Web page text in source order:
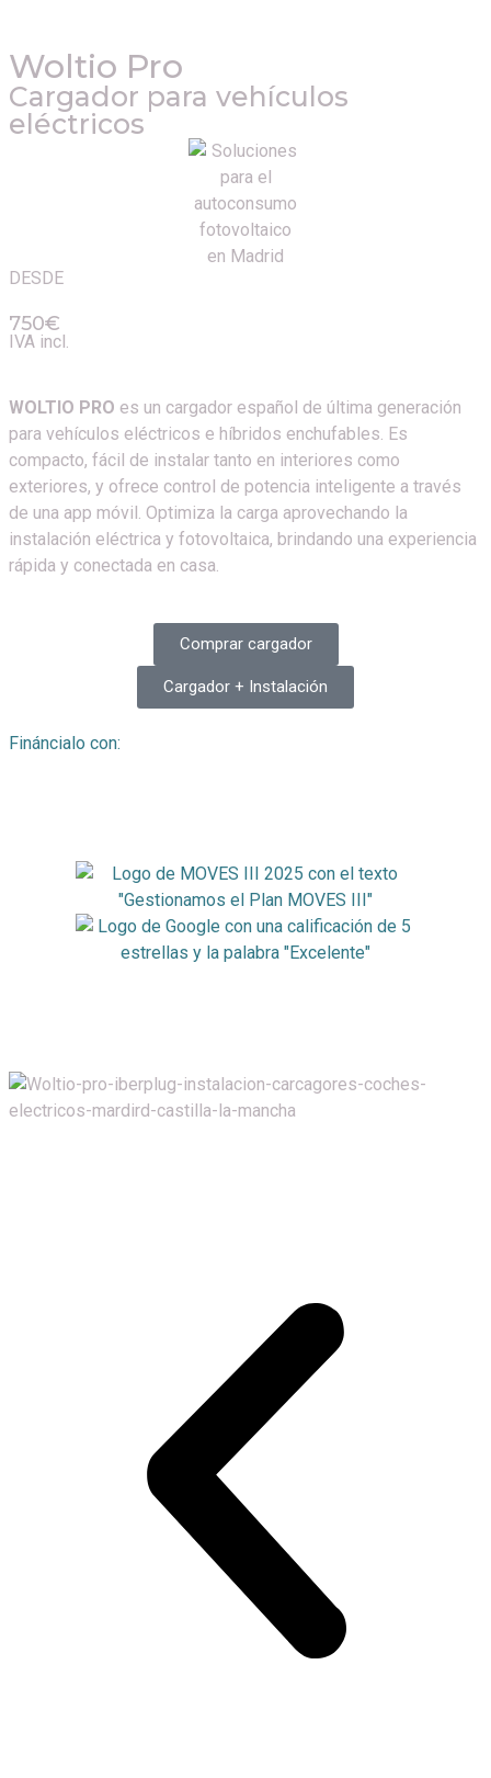
Woltio Pro
Cargador para vehículos
eléctricos
DESDE
750€
IVA incl.
WOLTIO PRO es un cargador español de última generación
para vehículos eléctricos e híbridos enchufables. Es
compacto, fácil de instalar tanto en interiores como
exteriores, y ofrece control de potencia inteligente a través
de una app móvil. Optimiza la carga aprovechando la
instalación eléctrica y fotovoltaica, brindando una experiencia
rápida y conectada en casa.
Comprar cargador
Cargador + Instalación
Fináncialo con: